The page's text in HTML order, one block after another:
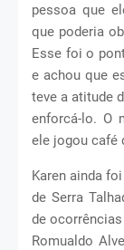
pessoa que
que poderia
Esse foi o
e achou que
teve a atitude
enforcá-lo. O
ele jogou café
Karen ainda
de Serra
de
Romualdo